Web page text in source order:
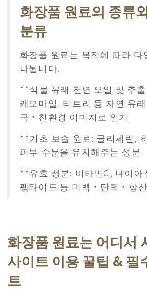
화장품 원료의 종류
분류
화장품 원료는 목적에 따라 다
나뉩니다.
​**식물 유래 천연 오일 및 추
캐모마일, 티트리 등 자연 유
극・친환경 이미지로 인기
**기초 보습 원료: 글리세린,
피부 수분을 유지해주는 성분
**유효 성분: 비타민C, 나이아
펩타이드 등 미백・탄력・항
화장품 원료는 어디서
사이트 이용 꿀팁 & 필
트